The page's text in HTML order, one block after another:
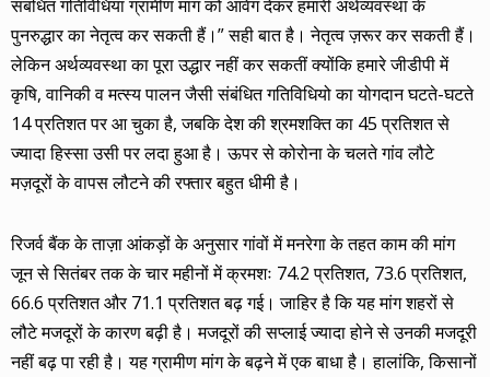
संबंधित गतिविधियां ग्रामीण मांग को आवेग देकर हमारी अर्थव्यवस्था के
पुनरुद्धार का नेतृत्व कर सकती हैं।” सही बात है। नेतृत्व ज़रूर कर सकती हैं।
लेकिन अर्थव्यवस्था का पूरा उद्धार नहीं कर सकतीं क्योंकि हमारे जीडीपी में
कृषि, वानिकी व मत्स्य पालन जैसी संबंधित गतिविधियो का योगदान घटते-घटते
14 प्रतिशत पर आ चुका है, जबकि देश की श्रमशक्ति का 45 प्रतिशत से
ज्यादा हिस्सा उसी पर लदा हुआ है। ऊपर से कोरोना के चलते गांव लौटे
मज़दूरों के वापस लौटने की रफ्तार बहुत धीमी है।
रिजर्व बैंक के ताज़ा आंकड़ों के अनुसार गांवों में मनरेगा के तहत काम की मांग
जून से सितंबर तक के चार महीनों में क्रमशः 74.2 प्रतिशत, 73.6 प्रतिशत,
66.6 प्रतिशत और 71.1 प्रतिशत बढ़ गई। जाहिर है कि यह मांग शहरों से
लौटे मजदूरों के कारण बढ़ी है। मजदूरों की सप्लाई ज्यादा होने से उनकी मजदूरी
नहीं बढ़ पा रही है। यह ग्रामीण मांग के बढ़ने में एक बाधा है। हालांकि, किसानों